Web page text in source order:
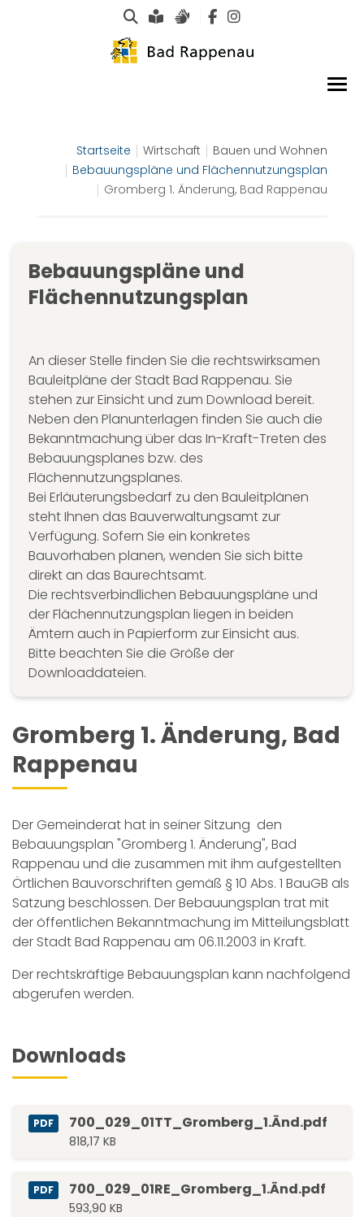
Suche
Leichte Sprache
Gebärdensprachen
Startseite Wirtschaft
Bauen und Wohnen
Bebauungspläne und Flächennutzungsplan
Gromberg 1. Änderung, Bad Rappenau
Bebauungspläne und
Flächennutzungsplan
An dieser Stelle finden Sie die rechtswirksamen
Bauleitpläne der Stadt Bad Rappenau. Sie
stehen zur Einsicht und zum Download bereit.
Neben den Planunterlagen finden Sie auch die
Bekanntmachung über das In-Kraft-Treten des
Bebauungsplanes bzw. des
Flächennutzungsplanes.
Bei Erläuterungsbedarf zu den Bauleitplänen
steht Ihnen das Bauverwaltungsamt zur
Verfügung. Sofern Sie ein konkretes
Bauvorhaben planen, wenden Sie sich bitte
direkt an das Baurechtsamt.
Die rechtsverbindlichen Bebauungspläne und
der Flächennutzungsplan liegen in beiden
Ämtern auch in Papierform zur Einsicht aus.
Bitte beachten Sie die Größe der
Downloaddateien.
Gromberg 1. Änderung, Bad
Rappenau
Der Gemeinderat hat in seiner Sitzung den
Bebauungsplan "Gromberg 1. Änderung", Bad
Rappenau und die zusammen mit ihm aufgestellten
Örtlichen Bauvorschriften gemäß § 10 Abs. 1 BauGB als
Satzung beschlossen. Der Bebauungsplan trat mit
der öffentlichen Bekanntmachung im Mitteilungsblatt
der Stadt Bad Rappenau am 06.11.2003 in Kraft.
Der rechtskräftige Bebauungsplan kann nachfolgend
abgerufen werden.
Downloads
PDF 700_029_01TT_Gromberg_1.Änd.pdf
818,17 KB
PDF 700_029_01RE_Gromberg_1.Änd.pdf
593,90 KB